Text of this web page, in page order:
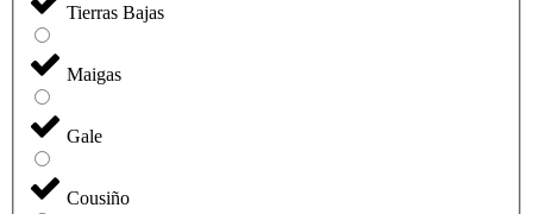
Tierras Bajas
Maigas
Gale
Cousiño